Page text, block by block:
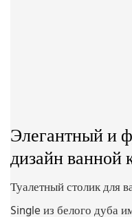
Элегантный и
дизайн ванной
Туалетный столик для
Single из белого дуба